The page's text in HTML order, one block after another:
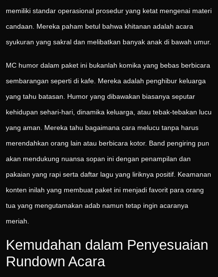
memiliki standar operasional prosedur yang ketat mengenai materi
candaan. Mereka paham betul bahwa khitanan adalah acara
syukuran yang sakral dan melibatkan banyak anak di bawah umur.
MC humor dalam paket ini bukanlah komika yang bebas berbicara
sembarangan seperti di kafe. Mereka adalah penghibur keluarga
yang tahu batasan. Humor yang dibawakan biasanya seputar
kehidupan sehari-hari, dinamika keluarga, atau tebak-tebakan lucu
yang aman. Mereka tahu bagaimana cara melucu tanpa harus
merendahkan orang lain atau berbicara kotor. Band pengiring pun
akan mendukung nuansa sopan ini dengan penampilan dan
pakaian yang rapi serta daftar lagu yang liriknya positif. Keamanan
konten inilah yang membuat paket ini menjadi favorit para orang
tua yang mengutamakan adab namun tetap ingin acaranya
meriah.
Kemudahan dalam Penyesuaian
Rundown Acara